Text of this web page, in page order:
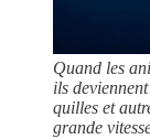
Quand les
ils
quilles et
grande